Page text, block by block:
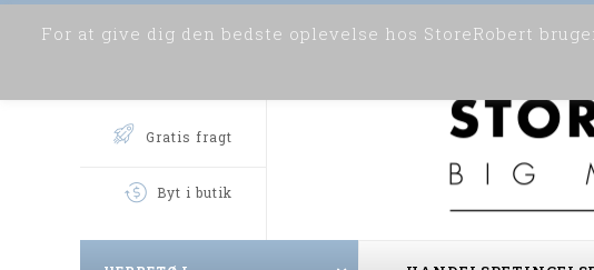
Gratis fragt
Byt i butik
For at give dig den bedste oplevelse hos StoreRobert